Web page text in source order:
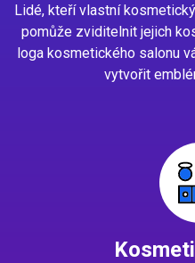
Lidé, kteří vlastní
pomůže zviditelnit jejich
loga kosmetického salonu
vytvořit